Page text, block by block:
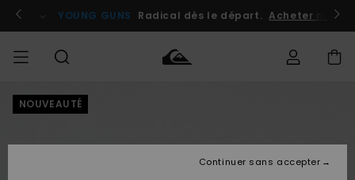
l'information
le
Se connecter / s'inscrire
YOUNG GUNS Radical dès le départ. Acheter
HOMME
NOUVEAUTÉ
Continuer sans accepter